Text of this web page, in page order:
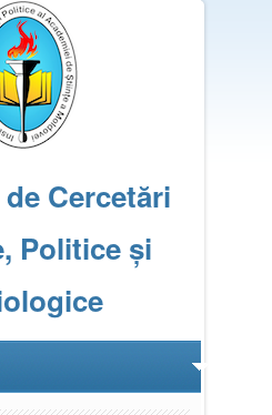
Cercetări
Politice și